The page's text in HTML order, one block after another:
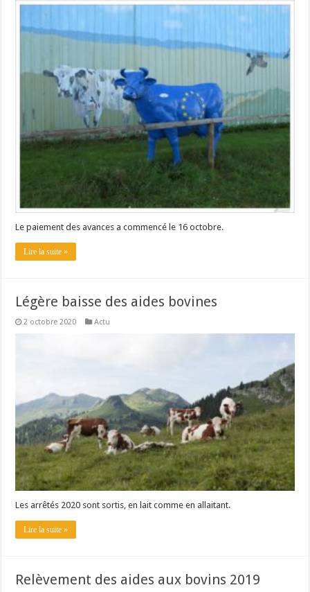
Les canicules freinent la collecte laitière
Le paiement des avances a commencé le 16 octobre.
Lire la suite »
Légère baisse des aides bovines
2 octobre 2020 Actu
Les arrêtés 2020 sont sortis, en lait comme en allaitant.
Lire la suite »
Relèvement des aides aux bovins 2019